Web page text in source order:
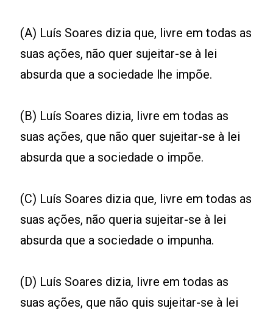
(A) Luís Soares dizia que, livre em todas as
suas ações, não quer sujeitar-se à lei
absurda que a sociedade lhe impõe.
(B) Luís Soares dizia, livre em todas as
suas ações, que não quer sujeitar-se à lei
absurda que a sociedade o impõe.
(C) Luís Soares dizia que, livre em todas as
suas ações, não queria sujeitar-se à lei
absurda que a sociedade o impunha.
(D) Luís Soares dizia, livre em todas as
suas ações, que não quis sujeitar-se à lei